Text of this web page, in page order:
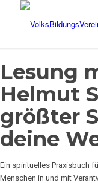
Lesung
Helmut
größter
deine
Ein spirituelles Praxisbuch
Menschen in und mit